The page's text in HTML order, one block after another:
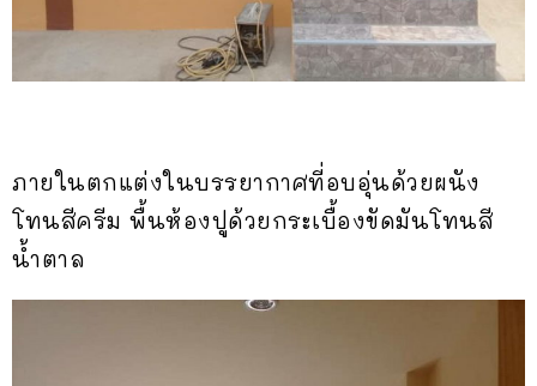
ภายในตกแต่งในบรรยากาศที่อบอุ่นด้วยผนัง
โทนสีครีม พื้นห้องปูด้วยกระเบื้องขัดมันโทนสี
น้ำตาล